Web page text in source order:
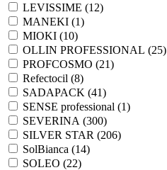
LEVISSIME (12)
MANEKI (1)
MIOKI (10)
OLLIN PROFESSIONAL (25)
PROFCOSMO (21)
Refectocil (8)
SADAPACK (41)
SENSE professional (1)
SEVERINA (300)
SILVER STAR (206)
SolBianca (14)
SOLEO (22)